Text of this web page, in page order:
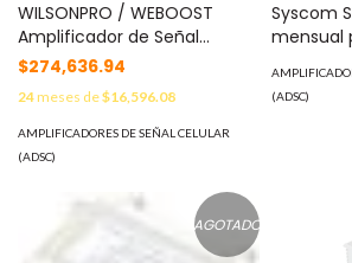
WILSONPRO / WEBOOST
Amplificador de Señal
Celular, ENTERPRISE 4300/
Para Montaje en RACK/
Mejora la Señal Celular de
Múltiples Operadores/ Puede
cubrir áreas de hasta 4800
461-053
$274,636.94
24meses de$16,596.08
AMPLIFICADORES DE SEÑAL CELULAR
(ADSC)
Syscom
mensual
móviles
de
(ADSC)
AGOTADO